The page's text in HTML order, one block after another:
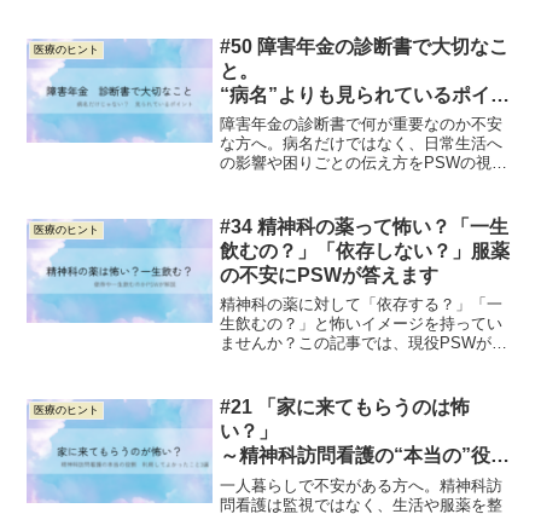
医療のヒント
#50 障害年金の診断書で大切なこ
と。
“病名”よりも見られているポイン
トとは？
障害年金の診断書で何が重要なのか不安
な方へ。病名だけではなく、日常生活へ
の影響や困りごとの伝え方をPSWの視点
す。
医療のヒント
#34 精神科の薬って怖い？「一生
飲むの？」「依存しない？」服薬
の不安にPSWが答えます
精神科の薬に対して「依存する？」「一
生飲むの？」と怖いイメージを持ってい
ませんか？この記事では、現役PSWが服
正しい知識と、主治医への上手な相談の
コツをまとめました。
医療のヒント
#21 「家に来てもらうのは怖
い？」
～精神科訪問看護の“本当の”役割
と、利用してよかったこと3選～
一人暮らしで不安がある方へ。精神科訪
問看護は監視ではなく、生活や服薬を整